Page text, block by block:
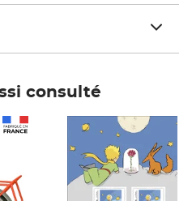
consulté
Prix 7,50€